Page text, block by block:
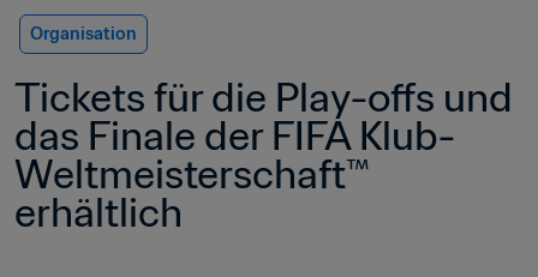
Organisation
Tickets für die Play-offs und
das Finale der FIFA Klub-
Weltmeisterschaft™
erhältlich